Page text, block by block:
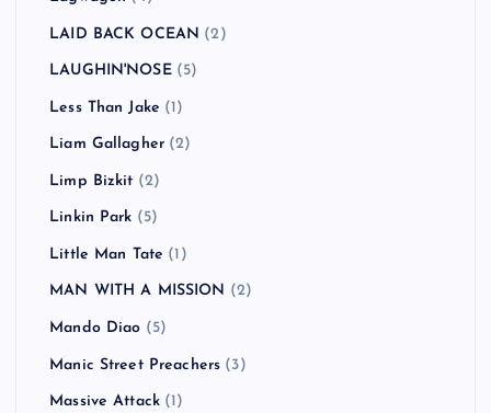
LAID BACK OCEAN (2)
LAUGHIN'NOSE(5)
Less Than Jake (1)
Liam Gallagher (2)
Limp Bizkit (2)
Linkin Park (5)
Little Man Tate (1)
MAN WITH A MISSION (2)
Mando Diao (5)
Manic Street Preachers (3)
Massive Attack (1)